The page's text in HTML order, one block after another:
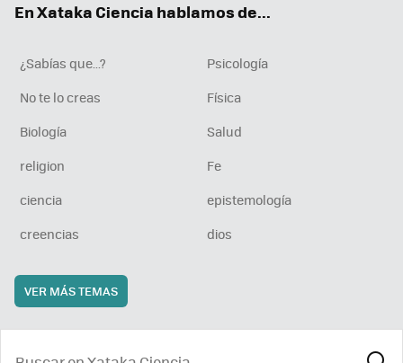
En Xataka Ciencia hablamos de...
¿Sabías que...?
Psicología
No te lo creas
Física
Biología
Salud
religion
Fe
ciencia
epistemología
creencias
dios
VER MÁS TEMAS